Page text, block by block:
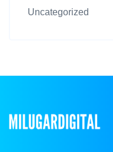
Uncategorized